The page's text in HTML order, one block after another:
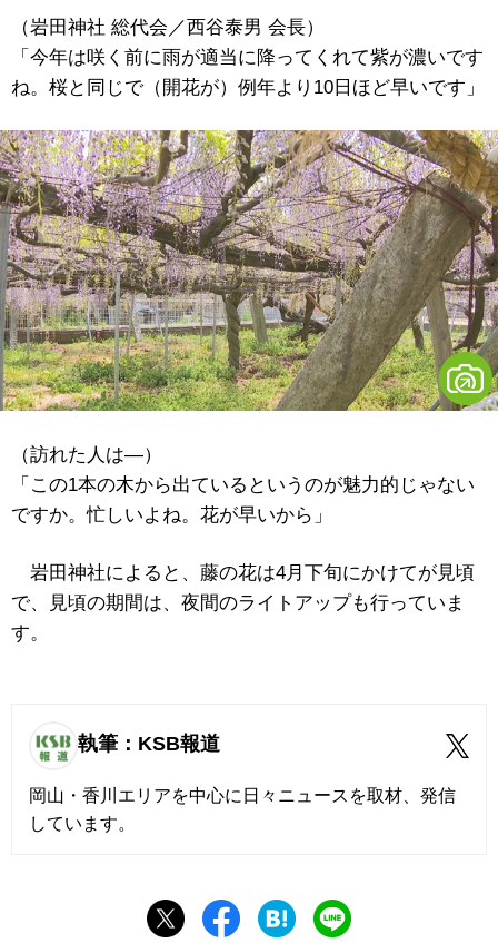
（岩田神社 総代会／西谷泰男 会長）
「今年は咲く前に雨が適当に降ってくれて紫が濃いです
ね。桜と同じで（開花が）例年より10日ほど早いです」
（訪れた人は―）
「この1本の木から出ているというのが魅力的じゃない
ですか。忙しいよね。花が早いから」
岩田神社によると、藤の花は4月下旬にかけてが見頃
で、見頃の期間は、夜間のライトアップも行っていま
す。
執筆：KSB報道
岡山・香川エリアを中心に日々ニュースを取材、発信
しています。